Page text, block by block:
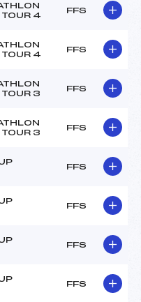
4
FFS
4
FFS
3
FFS
3
FFS
FFS
FFS
FFS
FFS